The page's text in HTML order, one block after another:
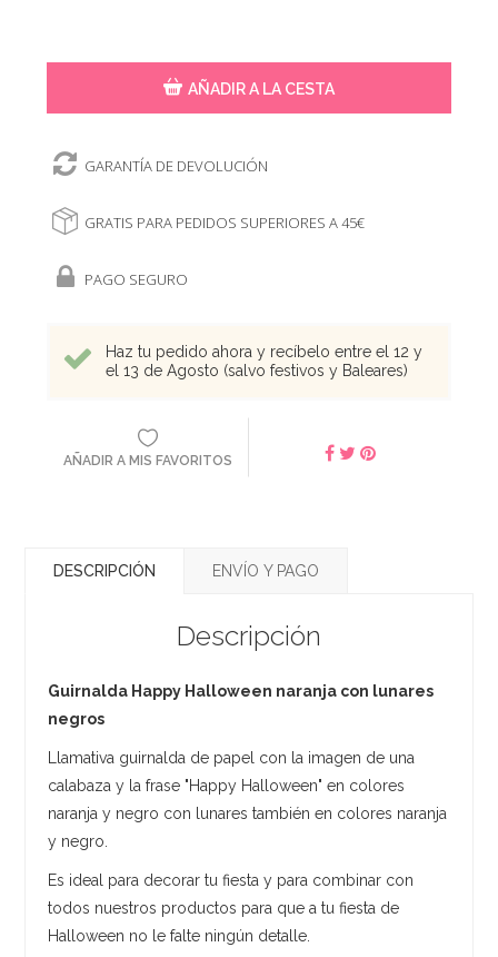
AÑADIR A LA CESTA
GARANTÍA DE DEVOLUCIÓN
GRATIS PARA PEDIDOS SUPERIORES A 45€
PAGO SEGURO
Haz tu pedido ahora y recíbelo entre el 12 y
el 13 de Agosto (salvo festivos y Baleares)
AÑADIR A MIS FAVORITOS
DESCRIPCIÓN ENVÍO Y PAGO
Descripción
Guirnalda Happy Halloween naranja con lunares
negros
Llamativa guirnalda de papel con la imagen de una
calabaza y la frase "Happy Halloween" en colores
naranja y negro con lunares también en colores naranja
y negro.
Es ideal para decorar tu fiesta y para combinar con
todos nuestros productos para que a tu fiesta de
Halloween no le falte ningún detalle.